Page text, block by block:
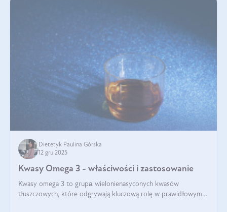
Dietetyk Paulina Górska
12 gru 2025
Kwasy Omega 3 - właściwości i zastosowanie
Kwasy omega 3 to grupа wielonienasyconych kwasów
tłuszczowych, które odgrywają kluczową rolę w prawidłowym